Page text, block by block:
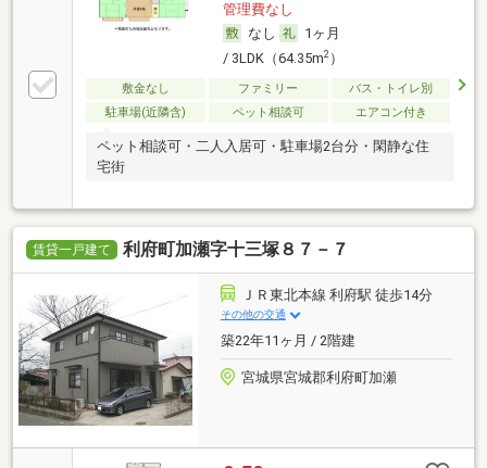
管理費なし
なし
1ヶ月
/ 3LDK（64.35m2）
敷金なし ファミリー
バス・トイレ別
駐車場(近隣含)
ペット相談可 エアコン付き
ペット相談可・二人入居可・駐車場2台分・閑静な住
宅街
賃貸一戸建て 利府町加瀬字十三塚８７－７
ＪＲ東北本線 利府駅 徒歩14分
その他の交通
築22年11ヶ月 / 2階建
宮城県宮城郡利府町加瀬